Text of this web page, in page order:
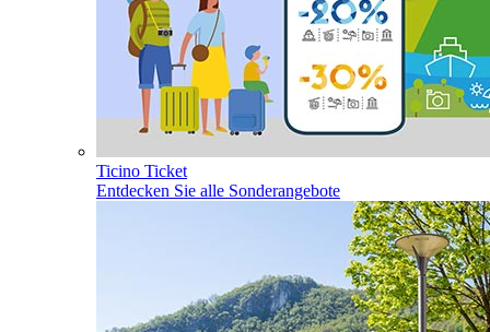
Ticino Ticket
Entdecken Sie alle Sonderangebote